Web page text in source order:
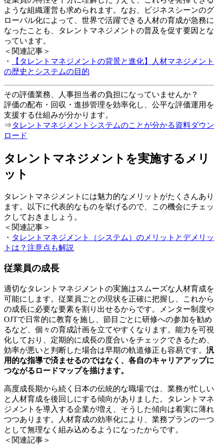
ような組織運営も求められます。なお、ビジネスシーンのグ
ローバル化によって、世界で活躍できる人材の育成が急務に
なったことも、タレントマネジメントの普及を促す要因とな
っています。
＜関連記事＞
・
【タレントマネジメントの背景と進化】人材マネジメント
の歴史とシステムの目的
その評価業務、人事担当者の負担になっていませんか？
評価の配布・回収・進捗管理を効率化し、公平な評価運用を
支援する仕組みが分かります。
⇒タレントマネジメントシステムのことが分かる資料ダウン
ロード
タレントマネジメントを実施するメリ
ット
タレントマネジメントには魅力的なメリットがたくさんあり
ます。以下に代表的なものを挙げるので、この機会にチェッ
クしておきましょう。
＜関連記事＞
・ タレントマネジメント（システム）のメリットとデメリッ
トは？注意点も解説
従業員の成長
適切なタレントマネジメントの実施はスムーズな人材育成を
可能にします。従業員ごとの現状を正確に把握し、これから
の成長に必要な要素を割り出せるからです。メンター制度や
OJTで日常的に教育を施し、節目ごとに研修への参加を勧め
るなど、個々の育成計画を立てやすくなります。能力を可視
化しており、定期的に成長の度合いをチェックできるため、
効率が悪いと判断した場合は早期の軌道修正も容易です。 汎
用的な指導で済ませるのではなく、各自のキャリアアップに
つながるロードマップを描けます。
高度成長期から続く日本の伝統的な職場では、業務が忙しい
と人材育成を後回しにする傾向がありました。タレントマネ
ジメントを導入する企業が増え、そうした傾向は着実に薄れ
つつあります。人材育成の効率化により、業務プランの一つ
として無理なく組み込めるようになったからです。
＜関連記事＞